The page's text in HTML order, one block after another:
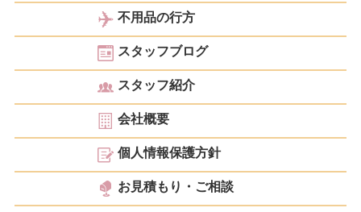
不用品の行方
スタッフブログ
スタッフ紹介
会社概要
個人情報保護方針
お見積もり・ご相談